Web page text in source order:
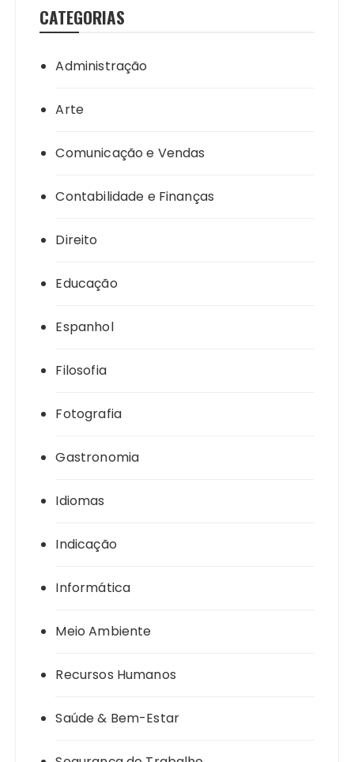
CATEGORIAS
Administração
Arte
Comunicação e Vendas
Contabilidade e Finanças
Direito
Educação
Espanhol
Filosofia
Fotografia
Gastronomia
Idiomas
Indicação
Informática
Meio Ambiente
Recursos Humanos
Saúde & Bem-Estar